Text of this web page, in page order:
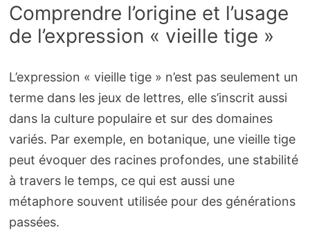
Comprendre l’origine et l’usage
de l’expression « vieille tige »
L’expression « vieille tige » n’est pas seulement un
terme dans les jeux de lettres, elle s’inscrit aussi
dans la culture populaire et sur des domaines
variés. Par exemple, en botanique, une vieille tige
peut évoquer des racines profondes, une stabilité
à travers le temps, ce qui est aussi une
métaphore souvent utilisée pour des générations
passées.